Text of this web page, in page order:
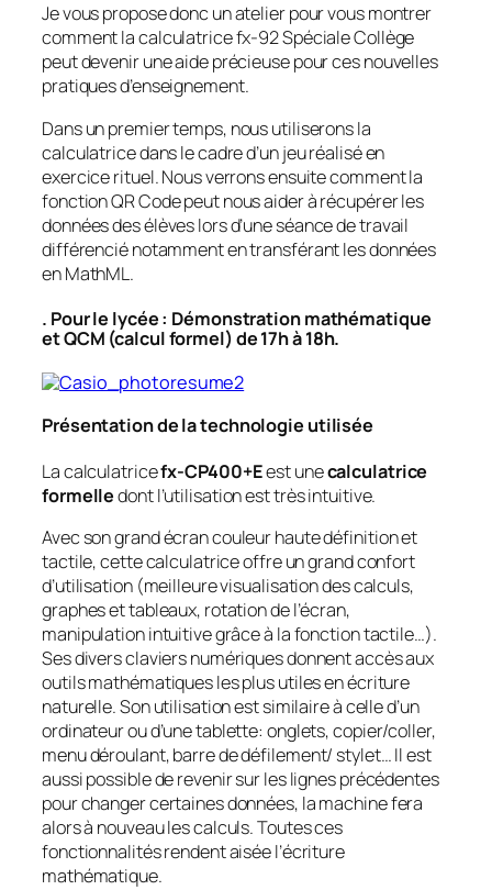
Je vous propose donc un atelier pour vous montrer
comment la calculatrice fx-92 Spéciale Collège
peut devenir une aide précieuse pour ces nouvelles
pratiques d’enseignement.
Dans un premier temps, nous utiliserons la
calculatrice dans le cadre d’un jeu réalisé en
exercice rituel. Nous verrons ensuite comment la
fonction QR Code peut nous aider à récupérer les
données des élèves lors d’une séance de travail
différencié notamment en transférant les données
en MathML.
. Pour le lycée : Démonstration mathématique
et QCM (calcul formel) de 17h à 18h.
Présentation de la technologie utilisée
La calculatricefx-CP400+Eest unecalculatrice
formelledont l’utilisation est très intuitive.
Avec son grand écran couleur haute définition et
tactile, cette calculatrice offre un grand confort
d’utilisation (meilleure visualisation des calculs,
graphes et tableaux, rotation de l’écran,
manipulation intuitive grâce à la fonction tactile…).
Ses divers claviers numériques donnent accès aux
outils mathématiques les plus utiles en écriture
naturelle. Son utilisation est similaire à celle d’un
ordinateur ou d’une tablette: onglets, copier/coller,
menu déroulant, barre de défilement/ stylet… Il est
aussi possible de revenir sur les lignes précédentes
pour changer certaines données, la machine fera
alors à nouveau les calculs. Toutes ces
fonctionnalités rendent aisée l’écriture
mathématique.